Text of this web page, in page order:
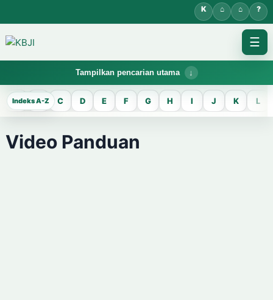
☰
Tampilkan pencarian utama
KBJI WORKSPACE
KBJI
Temukan lema Jawa dan maknanya dalam bahasa Indonesia saat
A B C D E F G H I J K L
Video Panduan